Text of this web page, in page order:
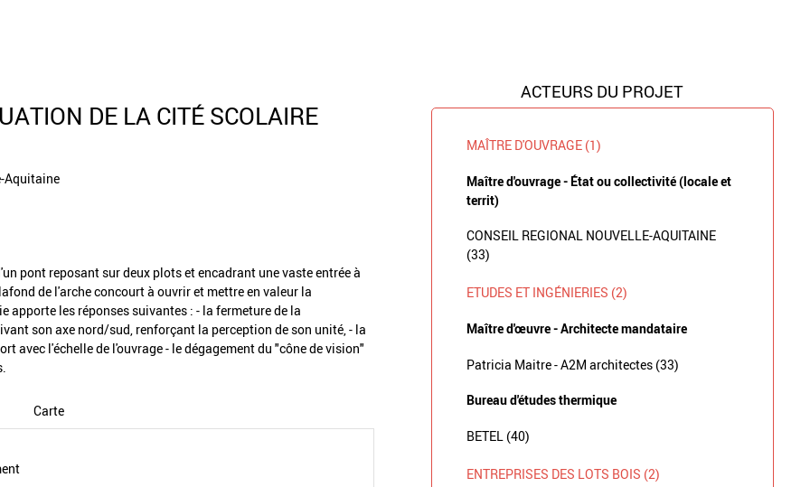
DE LA CITÉ SCOLAIRE
Aquitaine
pont reposant sur deux plots et encadrant une vaste entrée à
de l'arche concourt à ouvrir et mettre en valeur la
apporte les réponses suivantes : - la fermeture de la
son axe nord/sud, renforçant la perception de son unité, - la
avec l'échelle de l'ouvrage - le dégagement du "cône de vision"
Carte
ACTEURS DU PROJET
MAÎTRE D'OUVRAGE (1)
Maître d'ouvrage - État ou collectivité (locale et
territ)
CONSEIL REGIONAL NOUVELLE-AQUITAINE
(33)
ETUDES ET INGÉNIERIES (2)
Maître d'œuvre - Architecte mandataire
Patricia Maitre - A2M architectes (33)
Bureau d'études thermique
BETEL (40)
ENTREPRISES DES LOTS BOIS (2)